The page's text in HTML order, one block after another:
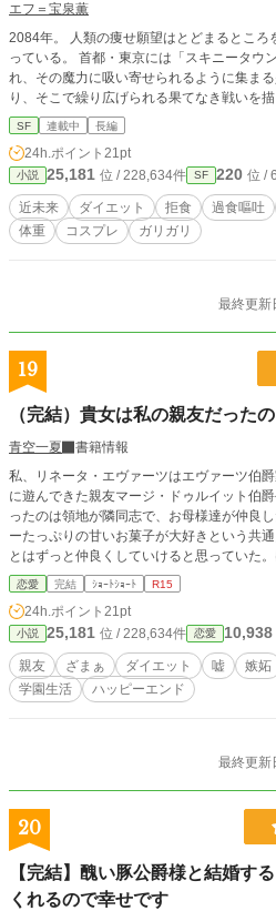
エフ＝宝泉薫
2084年。 人類の痩せ願望はとどまるところ
っている。 首都・東京には「スキニータウ
れ、その魔力に吸い寄せられるように集ま
り、そこで繰り広げられる果てなき戦いを描
SF 連載中 長編
24h.ポイント 21pt
小説 25,181 位 / 228,634件 SF 220 位 /
近未来 ダイエット 拒食 過食嘔吐
体重
コスプレ ガリガリ
最終更新
19
（完結）貴女は私の親友だったの
青空一夏
書籍情報
私、リネータ・エヴァーツはエヴァーツ伯
に遊んできた親友マージ・ドゥルイット伯爵令嬢がいる。
ったのは領地が隣同志で、お母様達が仲良
ーたっぷりの甘いお菓子が大好きという共通点があっ
とはずっと仲良くしていけると思っていた
と･･････ ゆるふわ設定、ご都合主義です。異世界で、現代的表現があります。
タグの追加・変更の可能性あります。ショー
恋愛 完結 ｼｮｰﾄｼｮｰﾄ R15
24h.ポイント 21pt
小説 25,181 位 / 228,634件 恋愛 10,938
親友 ざまぁ ダイエット 嘘 嫉妬
学園生活
ハッピーエンド
最終更新
20
【完結】醜い豚公爵様と結婚す
くれるので幸せです